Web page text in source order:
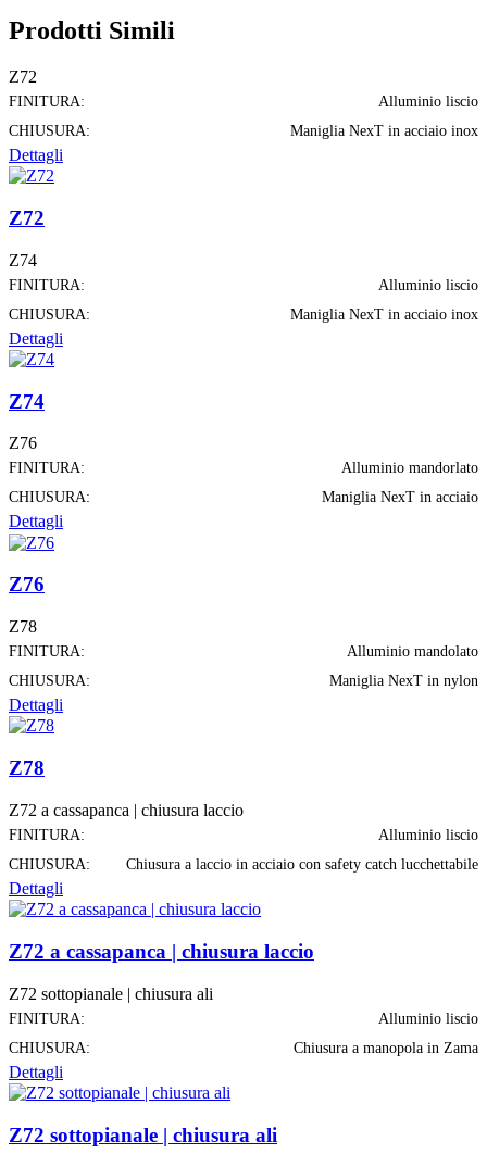
Prodotti Simili
Z72
FINITURA:
Alluminio liscio
CHIUSURA:
Maniglia NexT in acciaio inox
Dettagli
Z72
Z74
FINITURA:
Alluminio liscio
CHIUSURA:
Maniglia NexT in acciaio inox
Dettagli
Z74
Z76
FINITURA:
Alluminio mandorlato
CHIUSURA:
Maniglia NexT in acciaio
Dettagli
Z76
Z78
FINITURA:
Alluminio mandolato
CHIUSURA:
Maniglia NexT in nylon
Dettagli
Z78
Z72 a cassapanca | chiusura laccio
FINITURA:
Alluminio liscio
CHIUSURA:
Chiusura a laccio in acciaio con safety catch lucchettabile
Dettagli
Z72 a cassapanca | chiusura laccio
Z72 sottopianale | chiusura ali
FINITURA:
Alluminio liscio
CHIUSURA:
Chiusura a manopola in Zama
Dettagli
Z72 sottopianale | chiusura ali